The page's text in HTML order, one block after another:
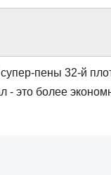
пены 32-й
- это более